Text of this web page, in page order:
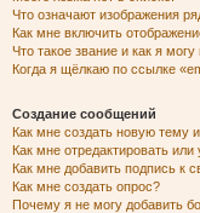
Что означают изображения
Как мне включить
Что такое звание и как я могу
Когда я щёлкаю по ссылке
Создание сообщений
Как мне создать новую тему
Как мне отредактировать
Как мне добавить подпись к
Как мне создать опрос?
Почему я не могу добавить